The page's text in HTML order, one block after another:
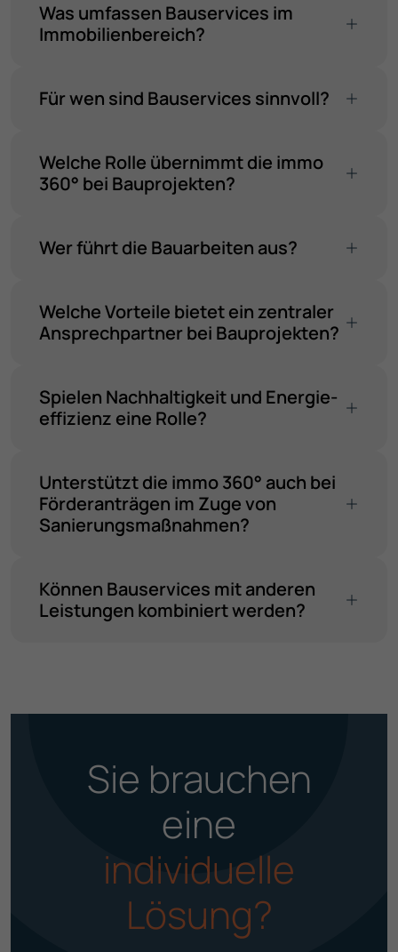
Was umfassen Bau­services im
Immobilienbereich?
Für wen sind Bau­services sinnvoll?
Welche Rolle übernimmt die immo
360° bei Bauprojekten?
Wer führt die Bauarbeiten aus?
Welche Vorteile bietet ein zentraler
Ansprech­partner bei Bauprojekten?
Spielen Nachhaltigkeit und Energie­
effizienz eine Rolle?
Unterstützt die immo 360° auch bei
Förder­anträgen im Zuge von
Sanierungs­maßnahmen?
Können Bau­services mit anderen
Leistungen kombiniert werden?
Sie brauchen
eine
indivi­duelle
Lösung?